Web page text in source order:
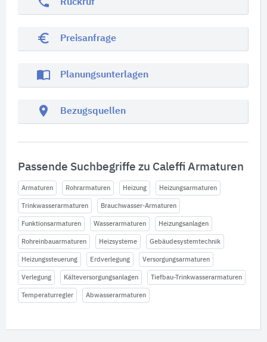
Rückruf
euro_symbol Preisanfrage
import_contacts Planungsunterlagen
location_on Bezugsquellen
Passende Suchbegriffe zu Caleffi Armaturen
Armaturen Rohrarmaturen Heizung Heizungsarmaturen
Trinkwasserarmaturen Brauchwasser-Armaturen
Funktionsarmaturen Wasserarmaturen Heizungsanlagen
Rohreinbauarmaturen Heizsysteme Gebäudesystemtechnik
Heizungssteuerung Erdverlegung Versorgungsarmaturen
Verlegung Kälteversorgungsanlagen Tiefbau-Trinkwasserarmaturen
Temperaturregler Abwasserarmaturen